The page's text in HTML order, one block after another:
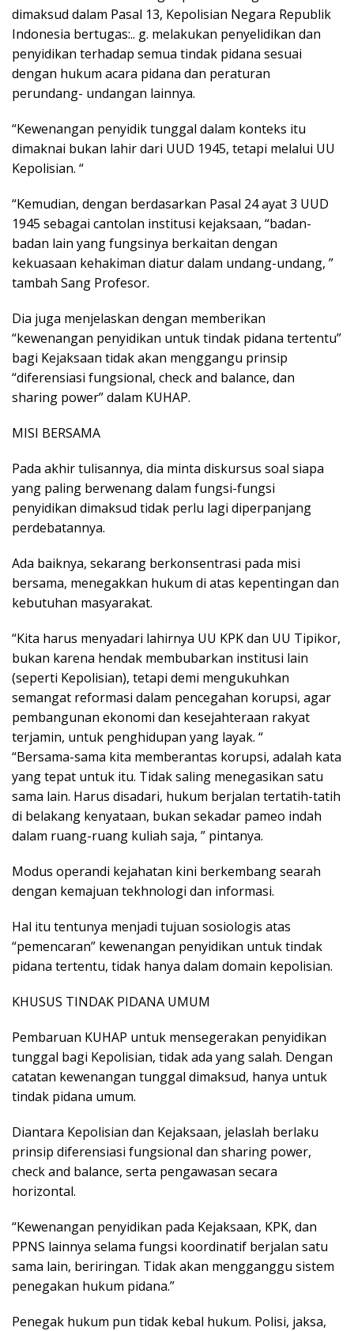
dimaksud dalam Pasal 13, Kepolisian Negara Republik
Indonesia bertugas:.. g. melakukan penyelidikan dan
penyidikan terhadap semua tindak pidana sesuai
dengan hukum acara pidana dan peraturan
perundang- undangan lainnya.
“Kewenangan penyidik tunggal dalam konteks itu
dimaknai bukan lahir dari UUD 1945, tetapi melalui UU
Kepolisian. “
“Kemudian, dengan berdasarkan Pasal 24 ayat 3 UUD
1945 sebagai cantolan institusi kejaksaan, “badan-
badan lain yang fungsinya berkaitan dengan
kekuasaan kehakiman diatur dalam undang-undang, ”
tambah Sang Profesor.
Dia juga menjelaskan dengan memberikan
“kewenangan penyidikan untuk tindak pidana tertentu”
bagi Kejaksaan tidak akan menggangu prinsip
“diferensiasi fungsional, check and balance, dan
sharing power” dalam KUHAP.
MISI BERSAMA
Pada akhir tulisannya, dia minta diskursus soal siapa
yang paling berwenang dalam fungsi-fungsi
penyidikan dimaksud tidak perlu lagi diperpanjang
perdebatannya.
Ada baiknya, sekarang berkonsentrasi pada misi
bersama, menegakkan hukum di atas kepentingan dan
kebutuhan masyarakat.
“Kita harus menyadari lahirnya UU KPK dan UU Tipikor,
bukan karena hendak membubarkan institusi lain
(seperti Kepolisian), tetapi demi mengukuhkan
semangat reformasi dalam pencegahan korupsi, agar
pembangunan ekonomi dan kesejahteraan rakyat
terjamin, untuk penghidupan yang layak. “
“Bersama-sama kita memberantas korupsi, adalah kata
yang tepat untuk itu. Tidak saling menegasikan satu
sama lain. Harus disadari, hukum berjalan tertatih-tatih
di belakang kenyataan, bukan sekadar pameo indah
dalam ruang-ruang kuliah saja, ” pintanya.
Modus operandi kejahatan kini berkembang searah
dengan kemajuan tekhnologi dan informasi.
Hal itu tentunya menjadi tujuan sosiologis atas
“pemencaran” kewenangan penyidikan untuk tindak
pidana tertentu, tidak hanya dalam domain kepolisian.
KHUSUS TINDAK PIDANA UMUM
Pembaruan KUHAP untuk mensegerakan penyidikan
tunggal bagi Kepolisian, tidak ada yang salah. Dengan
catatan kewenangan tunggal dimaksud, hanya untuk
tindak pidana umum.
Diantara Kepolisian dan Kejaksaan, jelaslah berlaku
prinsip diferensiasi fungsional dan sharing power,
check and balance, serta pengawasan secara
horizontal.
“Kewenangan penyidikan pada Kejaksaan, KPK, dan
PPNS lainnya selama fungsi koordinatif berjalan satu
sama lain, beriringan. Tidak akan mengganggu sistem
penegakan hukum pidana.”
Penegak hukum pun tidak kebal hukum. Polisi, jaksa,